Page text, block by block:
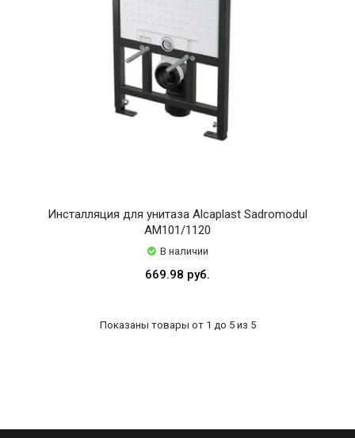
Инсталляция для унитаза Alcaplast Sadromodul
AM101/1120
В наличии
669.98 руб.
Показаны товары от 1 до 5 из 5